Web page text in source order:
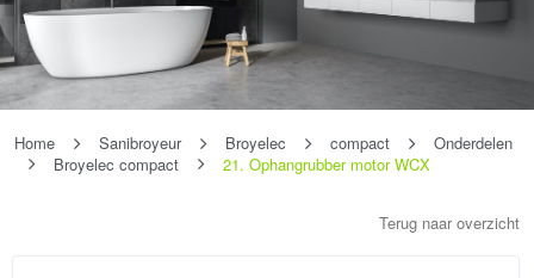
Home Sanibroyeur Broyelec compact
Onderdelen
Broyelec compact
21. Ophangrubber motor WCX
Terug naar overzicht